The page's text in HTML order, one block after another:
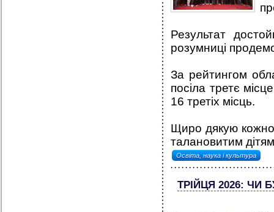
Результат
розумниці
За рейтингом
посіла третє
16 третіх місць.
Щиро дякую
талановитим
Освіта, наука і культура
ТРІЙЦЯ 2026: ЧИ